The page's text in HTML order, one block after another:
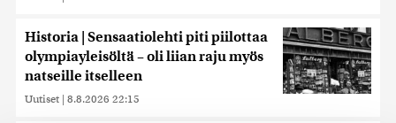
Historia | Sensaatiolehti piti piilottaa
olympiayleisöltä – oli liian raju myös
natseille itselleen
Uutiset | 8.8.2026 22:15